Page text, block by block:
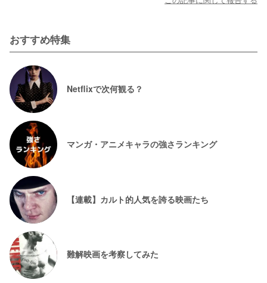
おすすめ特集
Netflixで次何観る？
マンガ・アニメキャラの強さランキング
【連載】カルト的人気を誇る映画たち
難解映画を考察してみた